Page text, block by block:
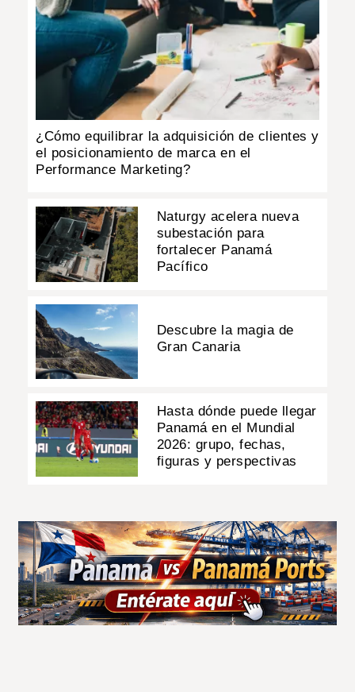
¿Cómo equilibrar la adquisición de clientes y
el posicionamiento de marca en el
Performance Marketing?
Naturgy acelera nueva
subestación para
fortalecer Panamá
Pacífico
Descubre la magia de
Gran Canaria
Hasta dónde puede llegar
Panamá en el Mundial
2026: grupo, fechas,
figuras y perspectivas